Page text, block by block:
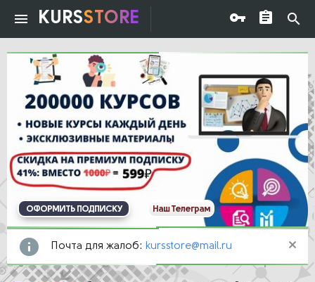
KURSSTORE
ОФОРМИТЬ ПОДПИСКУ Наш Телеграм
Почта для жалоб: kursstore@mail.ru